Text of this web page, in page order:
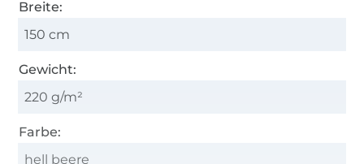
Breite:
150 cm
Gewicht:
220 g/m²
Farbe:
hell beere